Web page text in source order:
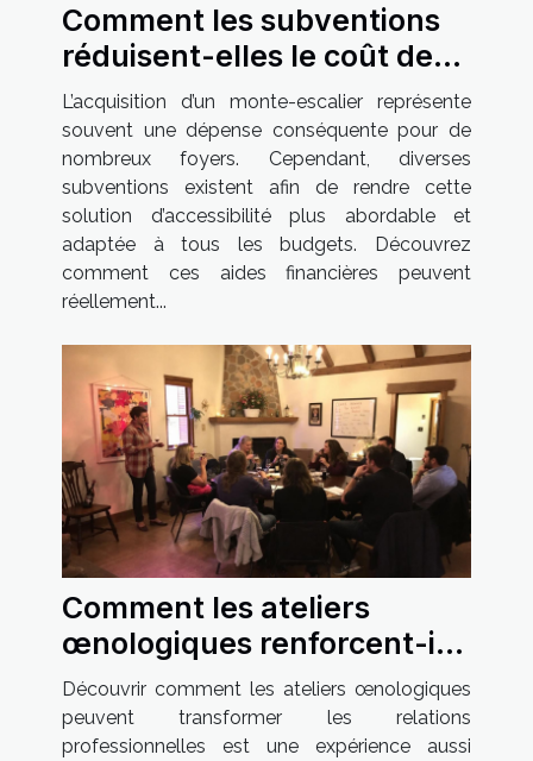
Comment les subventions
réduisent-elles le coût des
monte-escaliers ?
L’acquisition d’un monte-escalier représente
souvent une dépense conséquente pour de
nombreux foyers. Cependant, diverses
subventions existent afin de rendre cette
solution d’accessibilité plus abordable et
adaptée à tous les budgets. Découvrez
comment ces aides financières peuvent
réellement...
Comment les ateliers
œnologiques renforcent-ils
les liens professionnels ?
Découvrir comment les ateliers œnologiques
peuvent transformer les relations
professionnelles est une expérience aussi